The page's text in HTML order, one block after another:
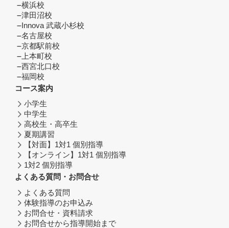
横浜校
津田沼校
Innova 武蔵小杉校
名古屋校
京都駅前校
上本町校
西宮北口校
福岡校
コース案内
小学生
中学生
高校生・高卒生
夏期講習
【対面】1対1 個別指導
【オンライン】1対1 個別指導
1対2 個別指導
よくある質問・お問合せ
よくある質問
体験指導のお申込み
お問合せ・資料請求
お問合せから指導開始まで